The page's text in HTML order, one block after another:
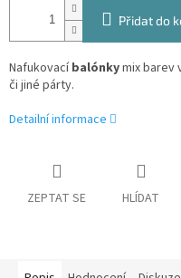
Přidat do
Nafukovacíbalónkymix barev
či jiné párty.
Detailní informace
ZEPTAT SE HLÍDAT